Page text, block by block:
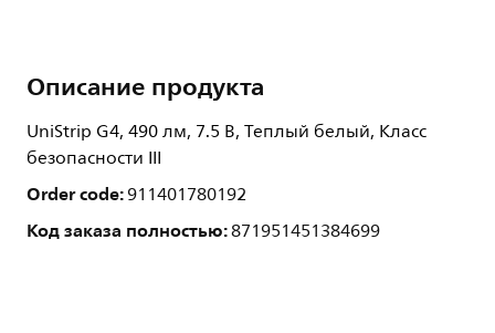
Описание продукта
UniStrip G4, 490 лм, 7.5 В, Теплый белый, Класс
безопасности III
Order code:911401780192
Код заказа полностью:871951451384699